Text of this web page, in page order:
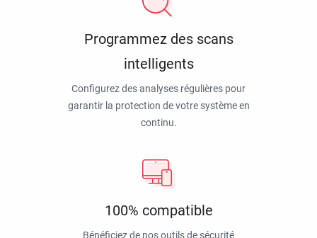
Programmez des scans
intelligents
Configurez des analyses régulières pour
garantir la protection de votre système en
continu.
100% compatible
Bénéficiez de nos outils de sécurité